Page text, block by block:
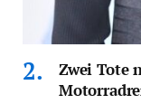
Zwei Tote